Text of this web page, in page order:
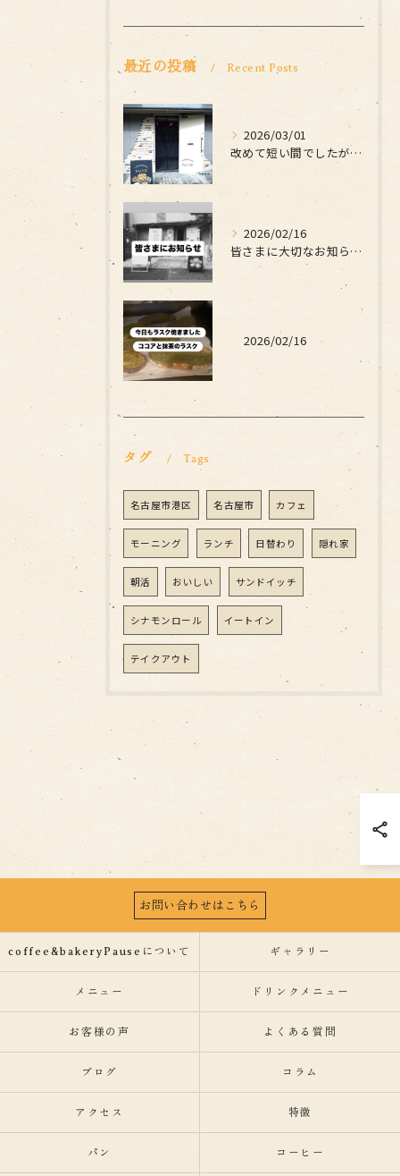
最近の投稿 Recent Posts
2026/03/01
改めて短い間でしたがお世話になりました
2026/02/16
皆さまに大切なお知らせです
2026/02/16
タグ Tags
名古屋市港区 名古屋市 カフェ
モーニング ランチ 日替わり 隠れ家
朝活 おいしい サンドイッチ
シナモンロール イートイン
テイクアウト
お問い合わせはこちら
coffee&bakeryPauseについて ギャラリー
メニュー ドリンクメニュー
お客様の声 よくある質問
ブログ コラム
アクセス 特徴
パン コーヒー